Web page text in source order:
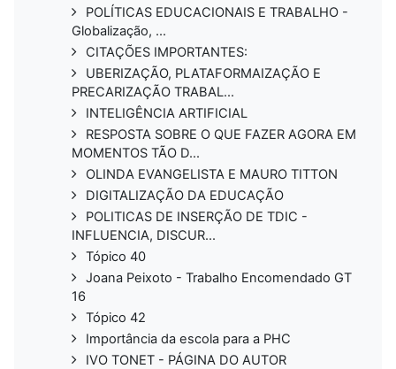
POLÍTICAS EDUCACIONAIS E TRABALHO -
Globalização, ...
CITAÇÕES IMPORTANTES:
UBERIZAÇÃO, PLATAFORMAIZAÇÃO E
PRECARIZAÇÃO TRABAL...
INTELIGÊNCIA ARTIFICIAL
RESPOSTA SOBRE O QUE FAZER AGORA EM
MOMENTOS TÃO D...
OLINDA EVANGELISTA E MAURO TITTON
DIGITALIZAÇÃO DA EDUCAÇÃO
POLITICAS DE INSERÇÃO DE TDIC -
INFLUENCIA, DISCUR...
Tópico 40
Joana Peixoto - Trabalho Encomendado GT
16
Tópico 42
Importância da escola para a PHC
IVO TONET - PÁGINA DO AUTOR